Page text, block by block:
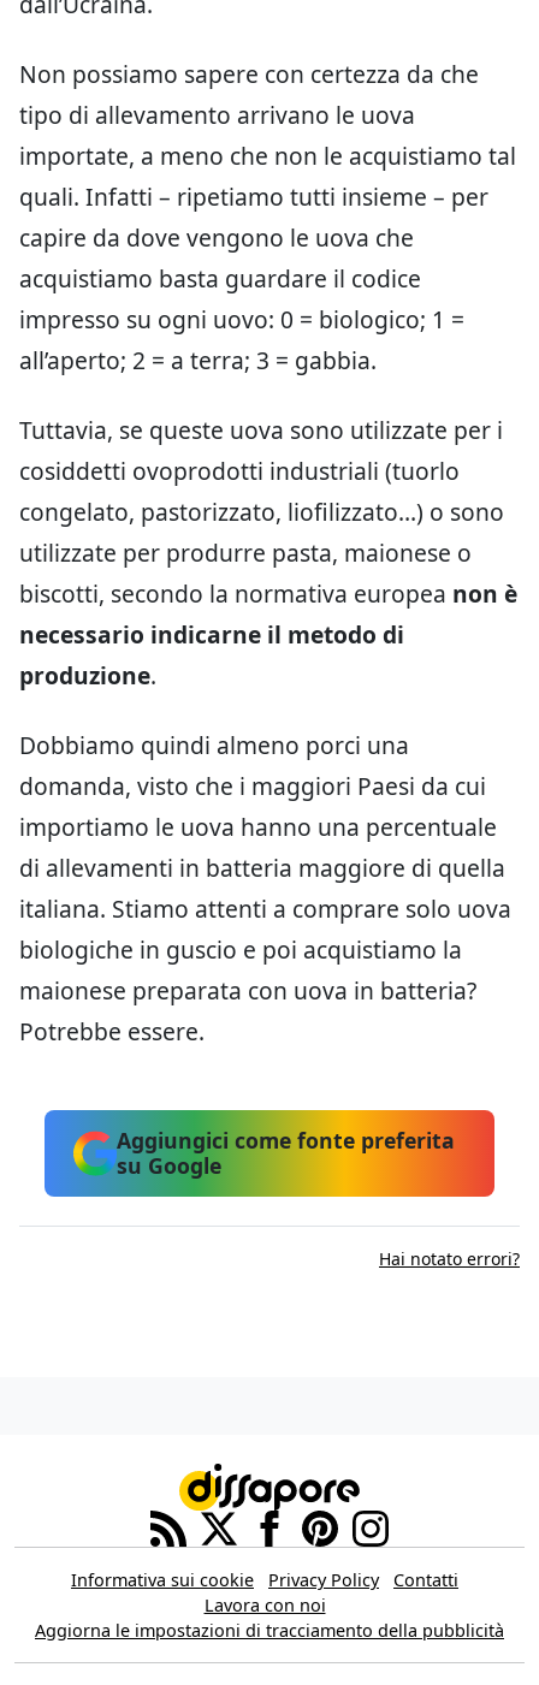
Non possiamo sapere con certezza da che
tipo di allevamento arrivano le uova
importate, a meno che non le acquistiamo tal
quali. Infatti – ripetiamo tutti insieme – per
capire da dove vengono le uova che
acquistiamo basta guardare il codice
impresso su ogni uovo: 0 = biologico; 1 =
all’aperto; 2 = a terra; 3 = gabbia.
Tuttavia, se queste uova sono utilizzate per i
cosiddetti ovoprodotti industriali (tuorlo
congelato, pastorizzato, liofilizzato…) o sono
utilizzate per produrre pasta, maionese o
biscotti, secondo la normativa europea non è
necessario indicarne il metodo di
produzione.
Dobbiamo quindi almeno porci una
domanda, visto che i maggiori Paesi da cui
importiamo le uova hanno una percentuale
di allevamenti in batteria maggiore di quella
italiana. Stiamo attenti a comprare solo uova
biologiche in guscio e poi acquistiamo la
maionese preparata con uova in batteria?
Potrebbe essere.
Aggiungici come fonte preferita
su Google
Hai notato errori?
Informativa sui cookie Privacy Policy
Contatti
Lavora con noi
Aggiorna le impostazioni di tracciamento della pubblicità